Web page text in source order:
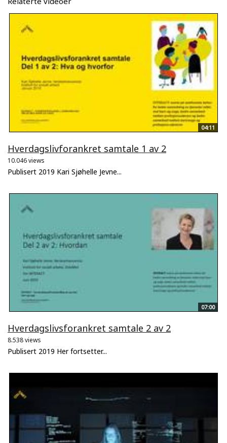
04:11
Hverdagslivforankret samtale 1 av 2
10.046 views
Publisert 2019 Kari Sjøhelle Jevne...
07:00
Hverdagslivsforankret samtale 2 av 2
8.538 views
Publisert 2019 Her fortsetter...